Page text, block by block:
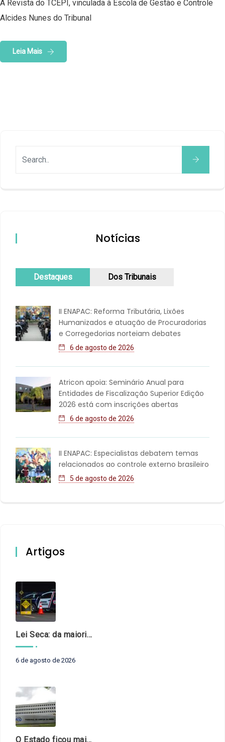
A Revista do TCEPI, vinculada à Escola de Gestão e Controle
Alcides Nunes do Tribunal
Leia Mais
Notícias
Destaques Dos Tribunais
II ENAPAC: Reforma Tributária, Lixões
Humanizados e atuação de Procuradorias
e Corregedorias norteiam debates
6 de agosto de 2026
Atricon apoia: Seminário Anual para
Entidades de Fiscalização Superior Edição
2026 está com inscrições abertas
6 de agosto de 2026
II ENAPAC: Especialistas debatem temas
relacionados ao controle externo brasileiro
5 de agosto de 2026
Artigos
Lei Seca: da maioridade à maturidade
6 de agosto de 2026
O Estado ficou mais complexo. O controle precisa acompanhar